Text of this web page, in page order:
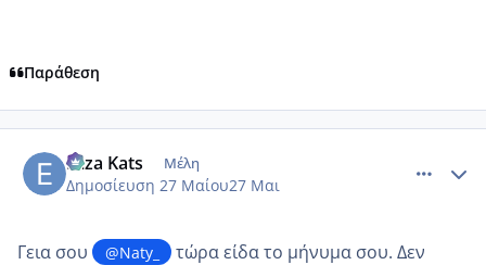
Παράθεση
Eliza Kats Μέλη
Δημοσίευση 27 Μαίου27 Μαι
Γεια σου @Naty_
τώρα είδα το μήνυμα σου. Δεν